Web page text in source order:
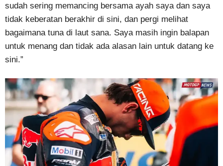
sudah sering memancing bersama ayah saya dan saya
tidak keberatan berakhir di sini, dan pergi melihat
bagaimana tuna di laut sana. Saya masih ingin balapan
untuk menang dan tidak ada alasan lain untuk datang ke
sini.”